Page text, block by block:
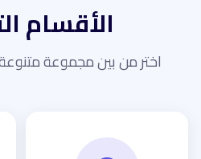
الأقسام
اختر من بين مجموعة متنوعة